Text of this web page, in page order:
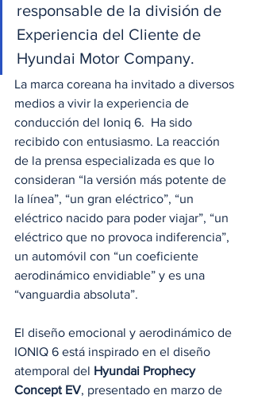
responsable de la división de
Experiencia del Cliente de
Hyundai Motor Company.
La marca coreana ha invitado a diversos
medios a vivir la experiencia de
conducción del Ioniq 6.  Ha sido
recibido con entusiasmo. La reacción
de la prensa especializada es que lo
consideran “la versión más potente de
la línea”, “un gran eléctrico”, “un
eléctrico nacido para poder viajar”, “un
eléctrico que no provoca indiferencia”,
un automóvil con “un coeficiente
aerodinámico envidiable” y es una
“vanguardia absoluta”.
El diseño emocional y aerodinámico de
IONIQ 6 está inspirado en el diseño
atemporal del Hyundai Prophecy
Concept EV, presentado en marzo de